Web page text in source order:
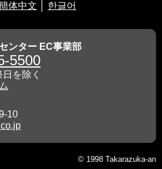
体中文 한글어
ンター EC事業部
5500
を除く
10
© 1998 Takarazuka-an